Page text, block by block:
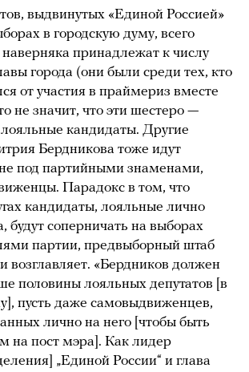
выдвинутых «Единой Россией»
в городскую думу, всего
принадлежат к числу
города (они были среди тех, кто
от участия в праймериз вместе
не значит, что эти шестеро —
кандидаты. Другие
Бердникова тоже идут
под партийными знаменами,
Парадокс в том, что
кандидаты, лояльные лично
будут соперничать на выборах
партии, предвыборный штаб
возглавляет. «Бердников должен
половины лояльных депутатов [в
пусть даже самовыдвиженцев,
лично на него [чтобы быть
на пост мэра]. Как лидер
„Единой России“ и глава